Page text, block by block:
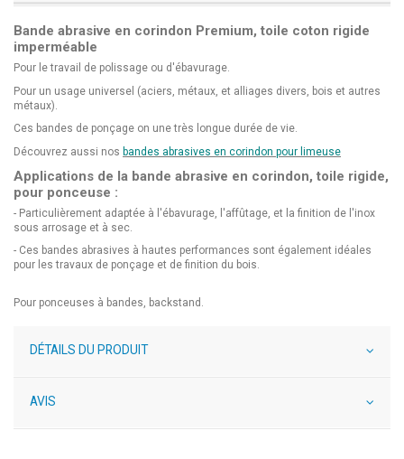
Bande abrasive en corindon Premium, toile coton rigide
imperméable
Pour le travail de polissage ou d'ébavurage.
Pour un usage universel (aciers, métaux, et alliages divers, bois et autres
métaux).
Ces bandes de ponçage on une très longue durée de vie.
Découvrez aussi nos bandes abrasives en corindon pour limeuse
Applications de la bande abrasive en corindon, toile rigide,
pour ponceuse :
- Particulièrement adaptée à l'ébavurage, l'affûtage, et la finition de l'inox
sous arrosage et à sec.
- Ces bandes abrasives à hautes performances sont également idéales
pour les travaux de ponçage et de finition du bois.
Pour ponceuses à bandes, backstand.
DÉTAILS DU PRODUIT
AVIS